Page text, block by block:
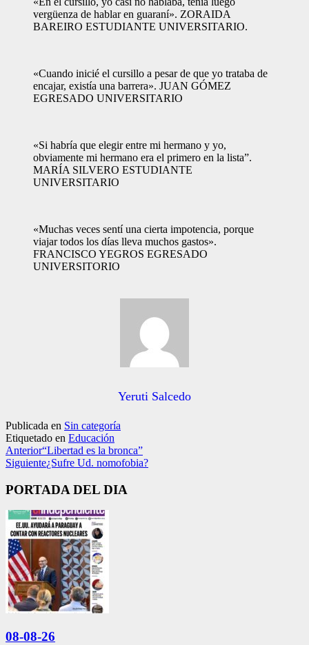
vergüenza de hablar en guaraní». ZORAIDA
BAREIRO ESTUDIANTE UNIVERSITARIO.
«Cuando inicié el cursillo a pesar de que yo trataba de
encajar, existía una barrera». JUAN GÓMEZ
EGRESADO UNIVERSITARIO
«Si habría que elegir entre mi hermano y yo,
obviamente mi hermano era el primero en la lista”.
MARÍA SILVERO ESTUDIANTE
UNIVERSITARIO
«Muchas veces sentí una cierta impotencia, porque
viajar todos los días lleva muchos gastos».
FRANCISCO YEGROS EGRESADO
UNIVERSITORIO
Yeruti Salcedo
Publicada en Sin categoría
Etiquetado en Educación
Anterior“Libertad es la bronca”
Siguiente¿Sufre Ud. nomofobia?
PORTADA DEL DIA
08-08-26